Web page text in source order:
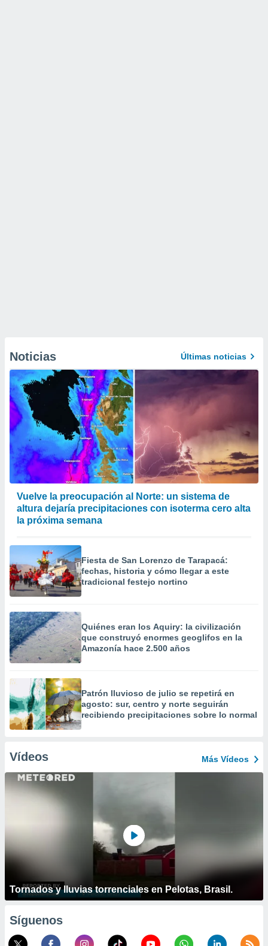
Noticias Últimas noticias
Vuelve la preocupación al Norte: un sistema de
altura dejaría precipitaciones con isoterma cero alta
la próxima semana
Fiesta de San Lorenzo de Tarapacá:
fechas, historia y cómo llegar a este
tradicional festejo nortino
Quiénes eran los Aquiry: la civilización
que construyó enormes geoglifos en la
Amazonía hace 2.500 años
Patrón lluvioso de julio se repetirá en
agosto: sur, centro y norte seguirán
recibiendo precipitaciones sobre lo normal
Vídeos Más Vídeos
Tornados y lluvias torrenciales en Pelotas, Brasil.
Síguenos